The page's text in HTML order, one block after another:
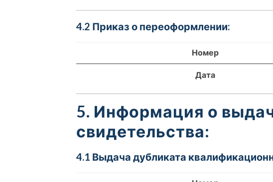
4.2 Приказ о переоформлении:
Номер
Дата
5. Информация о
свидетельства:
4.1 Выдача дубликата